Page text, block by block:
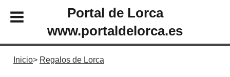
Portal de Lorca
www.portaldelorca.es
Inicio Regalos de Lorca